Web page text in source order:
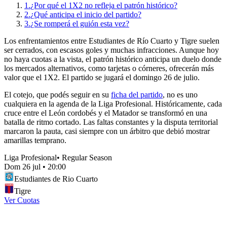
1.¿Por qué el 1X2 no refleja el patrón histórico?
2.¿Qué anticipa el inicio del partido?
3.¿Se romperá el guión esta vez?
Los enfrentamientos entre Estudiantes de Río Cuarto y Tigre suelen
ser cerrados, con escasos goles y muchas infracciones. Aunque hoy
no haya cuotas a la vista, el patrón histórico anticipa un duelo donde
los mercados alternativos, como tarjetas o córneres, ofrecerán más
valor que el 1X2. El partido se jugará el domingo 26 de julio.
El cotejo, que podés seguir en su ficha del partido, no es uno
cualquiera en la agenda de la Liga Profesional. Históricamente, cada
cruce entre el León cordobés y el Matador se transformó en una
batalla de ritmo cortado. Las faltas constantes y la disputa territorial
marcaron la pauta, casi siempre con un árbitro que debió mostrar
amarillas temprano.
Liga Profesional• Regular Season
Dom 26 jul • 20:00
Estudiantes de Rio Cuarto
Tigre
Ver Cuotas